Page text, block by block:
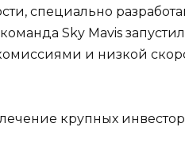
специально
Sky Mavis
и низкой
крупных